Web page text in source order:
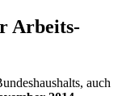
Arbeits-
auch